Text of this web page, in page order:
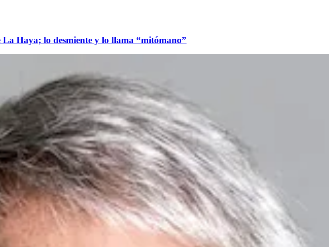
Haya; lo desmiente y lo llama “mitómano”